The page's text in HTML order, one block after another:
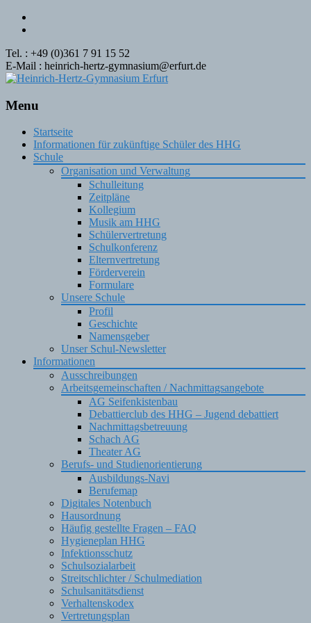
Tel. : +49 (0)361 7 91 15 52
E-Mail : heinrich-hertz-gymnasium@erfurt.de
Menu
Skip
content
Startseite
Informationen für zukünftige Schüler des HHG
Schule
Organisation und Verwaltung
Schulleitung
Zeitpläne
Kollegium
Musik am HHG
Schülervertretung
Schulkonferenz
Elternvertretung
Förderverein
Formulare
Unsere Schule
Profil
Geschichte
Namensgeber
Unser Schul-Newsletter
Informationen
Ausschreibungen
Arbeitsgemeinschaften / Nachmittagsangebote
AG Seifenkistenbau
Debattierclub des HHG – Jugend debattiert
Nachmittagsbetreuung
Schach AG
Theater AG
Berufs- und Studienorientierung
Ausbildungs-Navi
Berufemap
Digitales Notenbuch
Hausordnung
Häufig gestellte Fragen – FAQ
Hygieneplan HHG
Infektionsschutz
Schulsozialarbeit
Streitschlichter / Schulmediation
Schulsanitätsdienst
Verhaltenskodex
Vertretungsplan